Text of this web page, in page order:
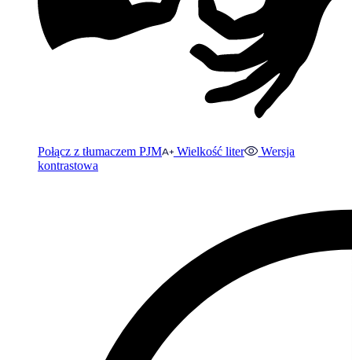
Połącz z tłumaczem PJM Wielkość liter
Wersja
kontrastowa